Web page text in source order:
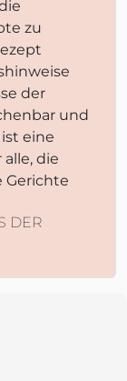
zu
der
und
ist eine
die
Gerichte
DER